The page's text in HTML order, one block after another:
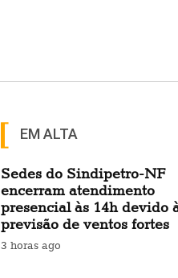
EM ALTA
Sedes do Sindipetro-NF
encerram atendimento
presencial às 14h devido
previsão de ventos fortes
3 horas ago